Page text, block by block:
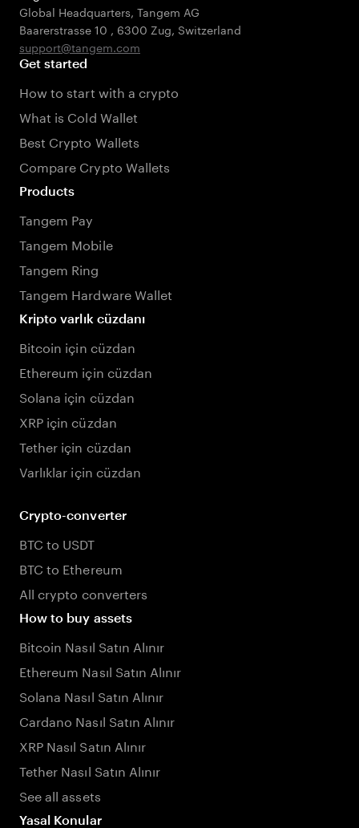
Global Headquarters, Tangem AG
Baarerstrasse 10 , 6300 Zug, Switzerland
support@tangem.com
Get started
How to start with a crypto
What is Cold Wallet
Best Crypto Wallets
Compare Crypto Wallets
Products
Tangem Pay
Tangem Mobile
Tangem Ring
Tangem Hardware Wallet
Kripto varlık cüzdanı
Bitcoin için cüzdan
Ethereum için cüzdan
Solana için cüzdan
XRP için cüzdan
Tether için cüzdan
Varlıklar için cüzdan
Crypto-converter
BTC to USDT
BTC to Ethereum
All crypto converters
How to buy assets
Bitcoin Nasıl Satın Alınır
Ethereum Nasıl Satın Alınır
Solana Nasıl Satın Alınır
Cardano Nasıl Satın Alınır
XRP Nasıl Satın Alınır
Tether Nasıl Satın Alınır
See all assets
Yasal Konular